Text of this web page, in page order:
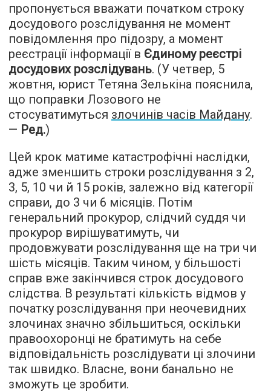
пропонується вважати початком строку
досудового розслідування не момент
повідомлення про підозру, а момент
реєстрації інформації в Єдиному реєстрі
досудових розслідувань. (У четвер, 5
жовтня, юрист Тетяна Зелькіна пояснила,
що поправки Лозового не
стосуватимуться злочинів часів Майдану.
— Ред.)
Цей крок матиме катастрофічні наслідки,
адже зменшить строки розслідування з 2,
3, 5, 10 чи й 15 років, залежно від категорії
справи, до 3 чи 6 місяців. Потім
генеральний прокурор, слідчий суддя чи
прокурор вирішуватимуть, чи
продовжувати розслідування ще на три чи
шість місяців. Таким чином, у більшості
справ вже закінчився строк досудового
слідства. В результаті кількість відмов у
початку розслідування при неочевидних
злочинах значно збільшиться, оскільки
правоохоронці не братимуть на себе
відповідальність розслідувати ці злочини
так швидко. Власне, вони банально не
зможуть це зробити.